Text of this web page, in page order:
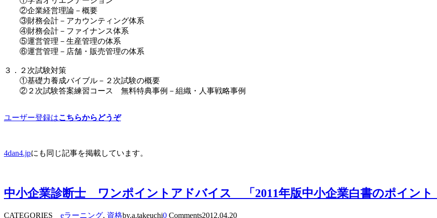
②企業経営理論－概要
③財務会計－アカウンティング体系
④財務会計－ファイナンス体系
⑤運営管理－生産管理の体系
⑥運営管理－店舗・販売管理の体系
３．２次試験対策
①基礎力養成バイブル－２次試験の概要
②２次試験答案練習コース 無料特典事例－組織・人事戦略事例
ユーザー登録はこちらからどうぞ
4dan4.jpにも同じ記事を掲載しています。
中小企業診断士 ワンポイントアドバイス 「2011年版中小企業白書のポイン
CATEGORIES eラーニング, 資格by.a.takeuchi0 Comments2012.04.20